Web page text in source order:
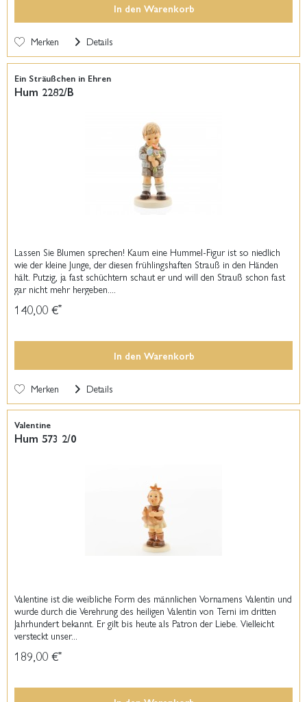
In den Warenkorb
Merken Details
Ein Sträußchen in Ehren
Hum 2282/B
Lassen Sie Blumen sprechen! Kaum eine Hummel-Figur ist so niedlich
wie der kleine Junge, der diesen frühlingshaften Strauß in den Händen
hält. Putzig, ja fast schüchtern schaut er und will den Strauß schon fast
gar nicht mehr hergeben....
140,00 €*
In den Warenkorb
Merken Details
Valentine
Hum 573 2/0
Valentine ist die weibliche Form des männlichen Vornamens Valentin und
wurde durch die Verehrung des heiligen Valentin von Terni im dritten
Jahrhundert bekannt. Er gilt bis heute als Patron der Liebe. Vielleicht
versteckt unser...
189,00 €*